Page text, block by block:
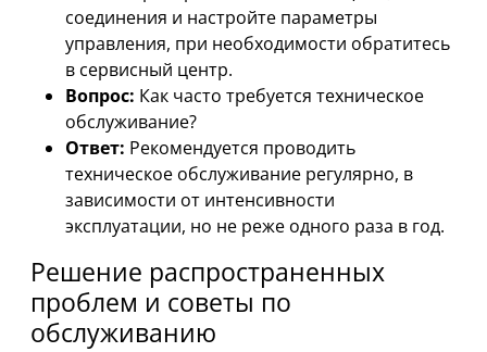
соединения и настройте параметры
управления, при необходимости обратитесь
в сервисный центр.
Вопрос: Как часто требуется техническое
обслуживание?
Ответ: Рекомендуется проводить
техническое обслуживание регулярно, в
зависимости от интенсивности
эксплуатации, но не реже одного раза в год.
Решение распространенных
проблем и советы по
обслуживанию